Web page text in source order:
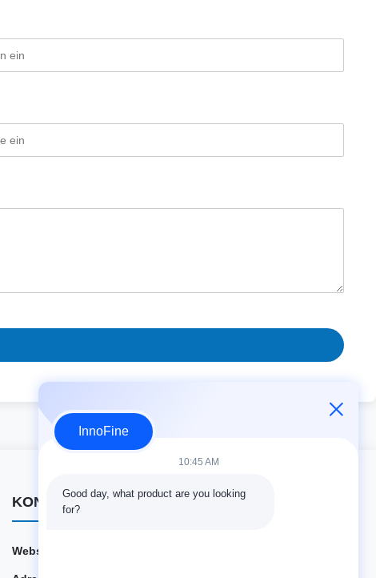
KONTAKTDATEN
Webseite:
InnoFine
10:45 AM
Good day, what product are you looking
for?